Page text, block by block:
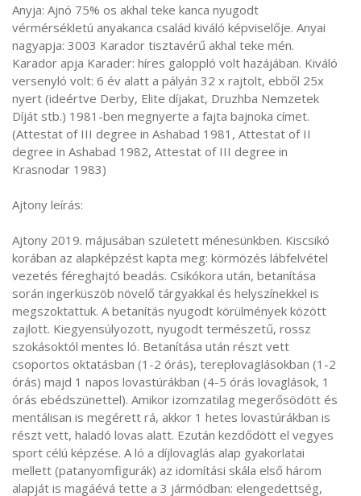
Anyja: Ajnó 75% os akhal teke kanca nyugodt
vérmérsékletú anyakanca család kiváló képviselője. Anyai
nagyapja: 3003 Karador tisztavérű akhal teke mén.
Karador apja Karader: híres galoppló volt hazájában. Kiváló
versenyló volt: 6 év alatt a pályán 32 x rajtolt, ebből 25x
nyert (ideértve Derby, Elite díjakat, Druzhba Nemzetek
Díját stb.) 1981-ben megnyerte a fajta bajnoka címet.
(Attestat of III degree in Ashabad 1981, Attestat of II
degree in Ashabad 1982, Attestat of III degree in
Krasnodar 1983)
Ajtony leírás:
Ajtony 2019. májusában született ménesünkben. Kiscsikó
korában az alapképzést kapta meg: körmözés lábfelvétel
vezetés féreghajtó beadás. Csikókora után, betanítása
során ingerküszöb növelő tárgyakkal és helyszínekkel is
megszoktattuk. A betanítás nyugodt körülmények között
zajlott. Kiegyensúlyozott, nyugodt természetű, rossz
szokásoktól mentes ló. Betanítása után részt vett
csoportos oktatásban (1-2 órás), tereplovaglásokban (1-2
órás) majd 1 napos lovastúrákban (4-5 órás lovaglások, 1
órás ebédszünettel). Amikor izomzatilag megerősödött és
mentálisan is megérett rá, akkor 1 hetes lovastúrákban is
részt vett, haladó lovas alatt. Ezután kezdődött el vegyes
sport célú képzése. A ló a díjlovaglás alap gyakorlatai
mellett (patanyomfigurák) az idomítási skála első három
alapját is magáévá tette a 3 jármódban: elengedettség,